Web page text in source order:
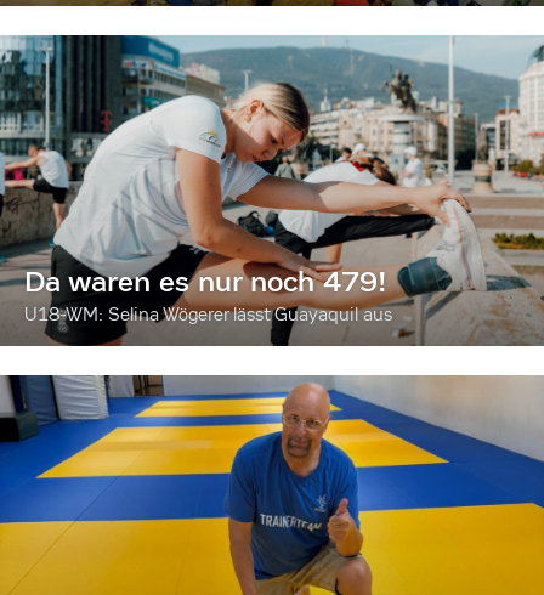
Da waren es nur noch 479!
U18-WM: Selina Wögerer lässt Guayaquil aus